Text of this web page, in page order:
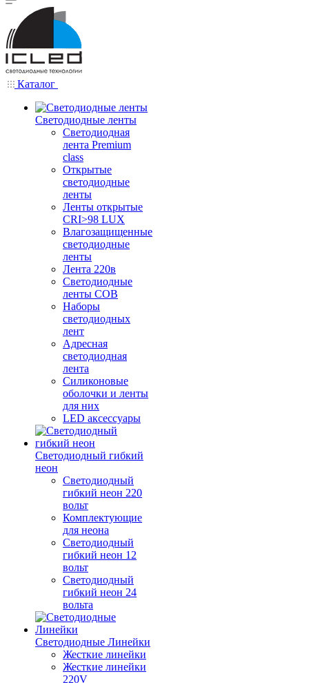
Каталог
Светодиодные ленты
Светодиодная
лента Premium
class
Открытые
светодиодные
ленты
Ленты открытые
CRI>98 LUX
Влагозащищенные
светодиодные
ленты
Лента 220в
Светодиодные
ленты COB
Наборы
светодиодных
лент
Адресная
светодиодная
лента
Силиконовые
оболочки и ленты
для них
LED аксессуары
Светодиодный гибкий
неон
Светодиодный
гибкий неон 220
вольт
Комплектующие
для неона
Светодиодный
гибкий неон 12
вольт
Светодиодный
гибкий неон 24
вольта
Светодиодные Линейки
Жесткие линейки
Жесткие линейки
220V